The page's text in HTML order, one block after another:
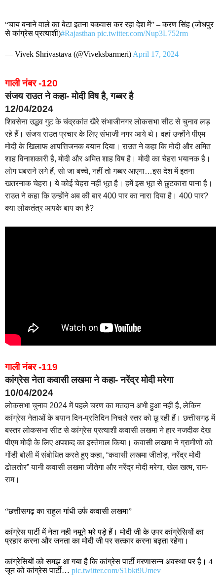
“चाय बनाने वाले का बेटा इतना बकवास कर रहा देश में” – करण सिंह (जोधपुर
से कांग्रेस प्रत्याशी)#Rajasthan pic.twitter.com/Nup3L752rm
— Vivek Shrivastava (@Viveksbarmeri) April 17, 2024
गाली नंबर -120
संजय राउत ने कहा- मोदी विष है, गब्बर है
12/04/2024
शिवसेना उद्धव गुट के चंद्रकांत खैरे संभाजीनगर लोकसभा सीट से चुनाव लड़
रहे हैं। संजय राउत प्रचार के लिए संभाजी नगर आये थे। वहां उन्होंने पीएम
मोदी के खिलाफ आपत्तिजनक बयान दिया। राउत ने कहा कि मोदी और अमित
शाह विनाशकारी है, मोदी और अमित शाह विष है। मोदी का चेहरा भयानक है।
लोग घबराने लगे हैं, सो जा बच्चे, नहीं तो गब्बर आएगा…इस देश में इतना
खतरनाक चेहरा। ये कोई चेहरा नहीं भूत है। हमें इस भूत से छुटकारा पाना है।
राउत ने कहा कि उन्होंने अब की बार 400 पार का नारा दिया है। 400 पार?
क्या लोकतंत्र आपके बाप का है?
गाली नंबर -119
कांग्रेस नेता कवासी लखमा ने कहा- नरेंद्र मोदी मरेगा
10/04/2024
लोकसभा चुनाव 2024 में पहले चरण का मतदान अभी हुआ नहीं है, लेकिन
कांग्रेस नेताओं के बयान दिन-प्रतिदिन निचले स्तर को छू रही हैं। छत्तीसगढ़ में
बस्तर लोकसभा सीट से कांग्रेस प्रत्याशी कवासी लखमा ने हार नजदीक देख
पीएम मोदी के लिए अपशब्द का इस्तेमाल किया। कवासी लखमा ने ग्रामीणों को
गोंडी बोली में संबोधित करते हुए कहा, “कवासी लखमा जीतोड़, नरेंद्र मोदी
ढोलतोर” यानी कवासी लखमा जीतेगा और नरेंद्र मोदी मरेगा, खेल खत्म, राम-
राम।
“छत्तीसगढ़ का राहुल गांधी उर्फ कवासी लखमा”
कांग्रेस पार्टी में नेता नही नमूने भरे पड़े हैं। मोदी जी के उपर कांग्रेसियों का
प्रहार करना और जनता का मोदी जी पर सत्कार करना बढ़ता रहेगा।
कांग्रेसियों को समझ आ गया है कि कांग्रेस पार्टी मरणासन्न अवस्था पर है। 4
जून को कांग्रेस पार्टी… pic.twitter.com/S1bkt9Umev